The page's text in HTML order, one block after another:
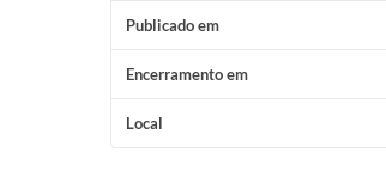
Publicado em
Encerramento em
Local